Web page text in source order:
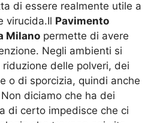
di essere realmente utile a
virucida.Il Pavimento
Milano permette di avere
Negli ambienti si
delle polveri, dei
o di sporcizia, quindi anche
diciamo che ha dei
di certo impedisce che ci